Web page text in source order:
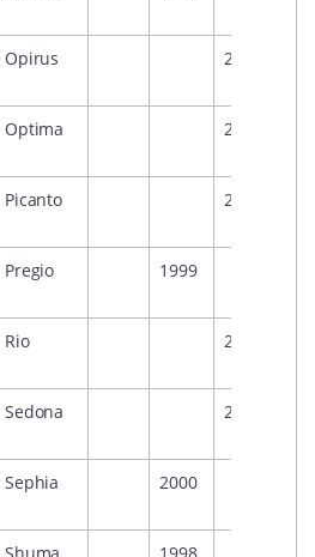
Opirus 2009
Optima 2006
Picanto 2007
Pregio 1999
Rio 2004
Sedona 2005
Sephia 2000
Shuma 1998